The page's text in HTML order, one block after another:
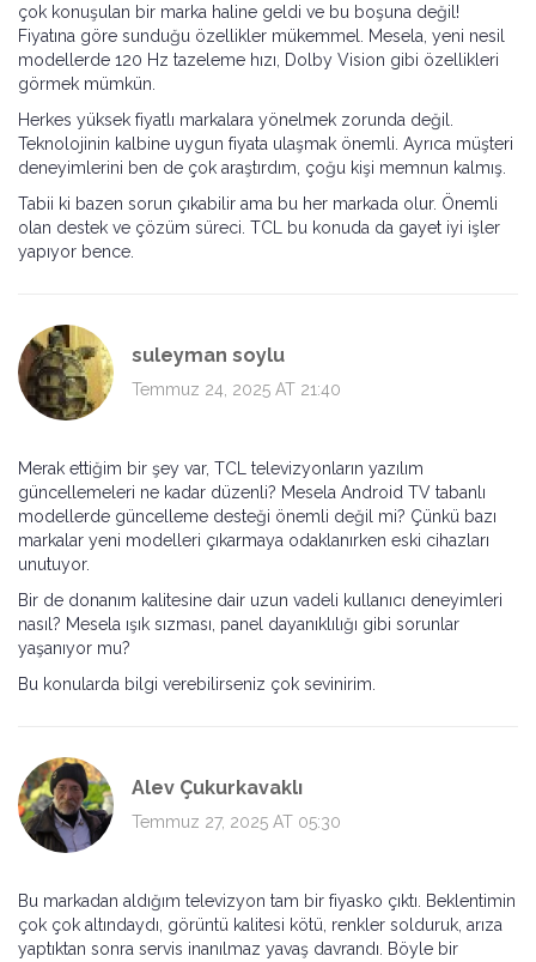
çok konuşulan bir marka haline geldi ve bu boşuna değil!
Fiyatına göre sunduğu özellikler mükemmel. Mesela, yeni nesil
modellerde 120 Hz tazeleme hızı, Dolby Vision gibi özellikleri
görmek mümkün.
Herkes yüksek fiyatlı markalara yönelmek zorunda değil.
Teknolojinin kalbine uygun fiyata ulaşmak önemli. Ayrıca müşteri
deneyimlerini ben de çok araştırdım, çoğu kişi memnun kalmış.
Tabii ki bazen sorun çıkabilir ama bu her markada olur. Önemli
olan destek ve çözüm süreci. TCL bu konuda da gayet iyi işler
yapıyor bence.
suleyman soylu
Temmuz 24, 2025 AT 21:40
Merak ettiğim bir şey var, TCL televizyonların yazılım
güncellemeleri ne kadar düzenli? Mesela Android TV tabanlı
modellerde güncelleme desteği önemli değil mi? Çünkü bazı
markalar yeni modelleri çıkarmaya odaklanırken eski cihazları
unutuyor.
Bir de donanım kalitesine dair uzun vadeli kullanıcı deneyimleri
nasıl? Mesela ışık sızması, panel dayanıklılığı gibi sorunlar
yaşanıyor mu?
Bu konularda bilgi verebilirseniz çok sevinirim.
Alev Çukurkavaklı
Temmuz 27, 2025 AT 05:30
Bu markadan aldığım televizyon tam bir fiyasko çıktı. Beklentimin
çok çok altındaydı, görüntü kalitesi kötü, renkler solduruk, arıza
yaptıktan sonra servis inanılmaz yavaş davrandı. Böyle bir